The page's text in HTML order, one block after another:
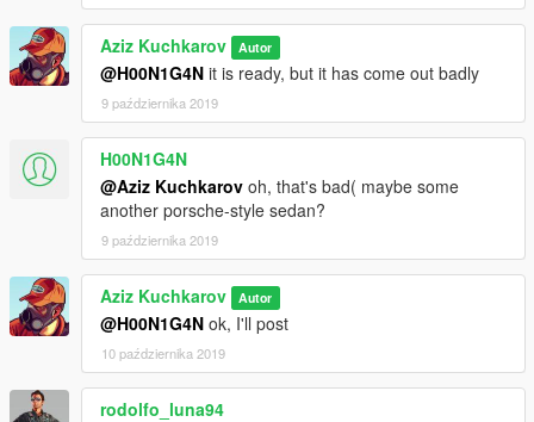
Aziz Kuchkarov Autor
@H00N1G4N it is ready, but it has come out badly
9 października 2019
H00N1G4N
@Aziz Kuchkarov oh, that's bad( maybe some
another porsche-style sedan?
9 października 2019
Aziz Kuchkarov Autor
@H00N1G4N ok, I'll post
10 października 2019
rodolfo_luna94